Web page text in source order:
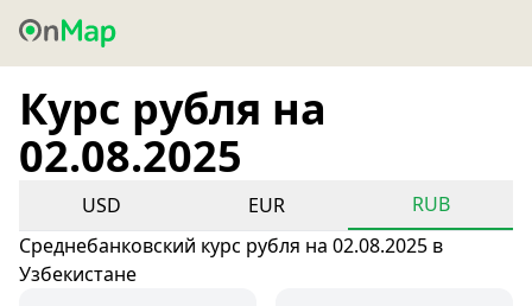
Курс рубля на
02.08.2025
USD EUR
RUB
Среднебанковский курс рубля на 02.08.2025 в
Узбекистане